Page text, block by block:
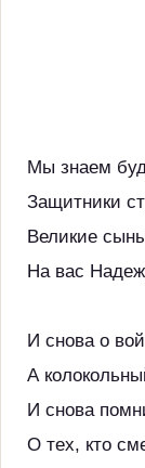
Мы знаем
Защитники
Великие
На вас
И снова о
А
И снова
О тех, кто